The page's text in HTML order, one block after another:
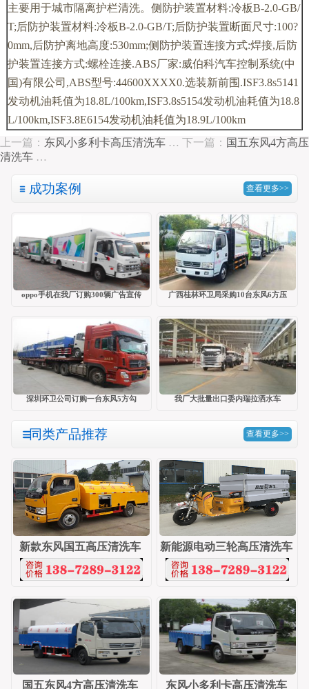
主要用于城市隔离护栏清洗。侧防护装置材料:冷板B-2.0-GB/
T;后防护装置材料:冷板B-2.0-GB/T;后防护装置断面尺寸:100?
0mm,后防护离地高度:530mm;侧防护装置连接方式:焊接,后防
护装置连接方式:螺栓连接.ABS厂家:威伯科汽车控制系统(中
国)有限公司,ABS型号:44600XXXX0.选装新前围.ISF3.8s5141
发动机油耗值为18.8L/100km,ISF3.8s5154发动机油耗值为18.8
L/100km,ISF3.8E6154发动机油耗值为18.9L/100km
上一篇： 东风小多利卡高压清洗车 … 下一篇： 国五东风4方高压
清洗车 …
成功案例 查看更多>>
oppo手机在我厂订购300辆广告宣传 广西桂林环卫局采购10台东风6方压
深圳环卫公司订购一台东风5方勾 我厂大批量出口委内瑞拉洒水车
同类产品推荐 查看更多>>
新款东风国五高压清洗车 新能源电动三轮高压清洗车
国五东风4方高压清洗车 东风小多利卡高压清洗车